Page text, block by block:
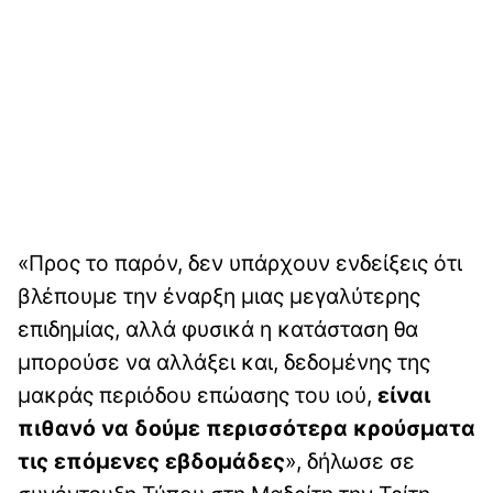
«Προς το παρόν, δεν υπάρχουν ενδείξεις ότι
βλέπουμε την έναρξη μιας μεγαλύτερης
επιδημίας, αλλά φυσικά η κατάσταση θα
μπορούσε να αλλάξει και, δεδομένης της
μακράς περιόδου επώασης του ιού, είναι
πιθανό να δούμε περισσότερα κρούσματα
τις επόμενες εβδομάδες», δήλωσε σε